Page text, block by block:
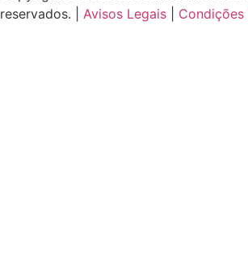
reservados. | Avisos Legais Condições